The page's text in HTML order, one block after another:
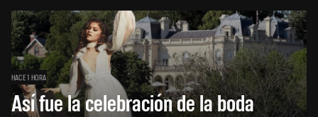
HACE 1 HORA
Así fue la celebración de la boda